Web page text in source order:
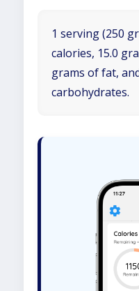
1 serving (250
calories, 15.0
grams of fat,
carbohydrates.